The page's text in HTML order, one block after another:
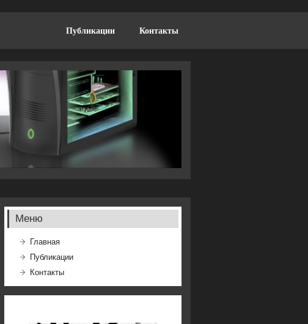
Публикации Контакты
Меню
Главная
Публикации
Контакты